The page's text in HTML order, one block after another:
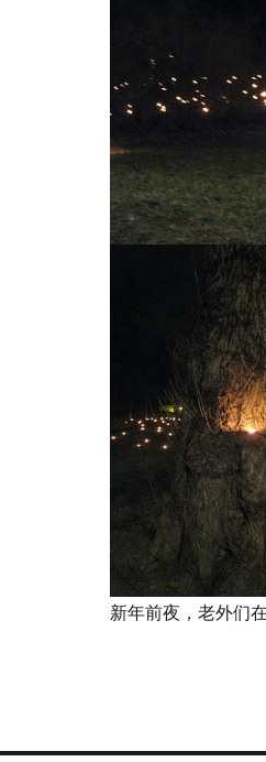
新年前夜，老外们